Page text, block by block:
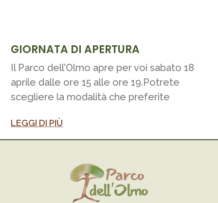
GIORNATA DI APERTURA
Il Parco dell’Olmo apre per voi sabato 18
aprile dalle ore 15 alle ore 19.Potrete
scegliere la modalità che preferite
LEGGI DI PIÙ